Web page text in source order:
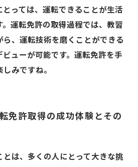
っては、運転できることが生活
運転免許の取得過程では、教習
、運転技術を磨くことができる
ューが可能です。運転免許を手
みですね。
免許取得の成功体験とその
は、多くの人にとって大きな挑